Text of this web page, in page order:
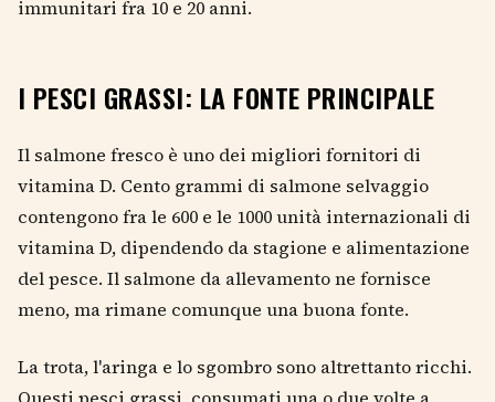
immunitari fra 10 e 20 anni.
I PESCI GRASSI: LA FONTE PRINCIPALE
Il salmone fresco è uno dei migliori fornitori di
vitamina D. Cento grammi di salmone selvaggio
contengono fra le 600 e le 1000 unità internazionali di
vitamina D, dipendendo da stagione e alimentazione
del pesce. Il salmone da allevamento ne fornisce
meno, ma rimane comunque una buona fonte.
La trota, l'aringa e lo sgombro sono altrettanto ricchi.